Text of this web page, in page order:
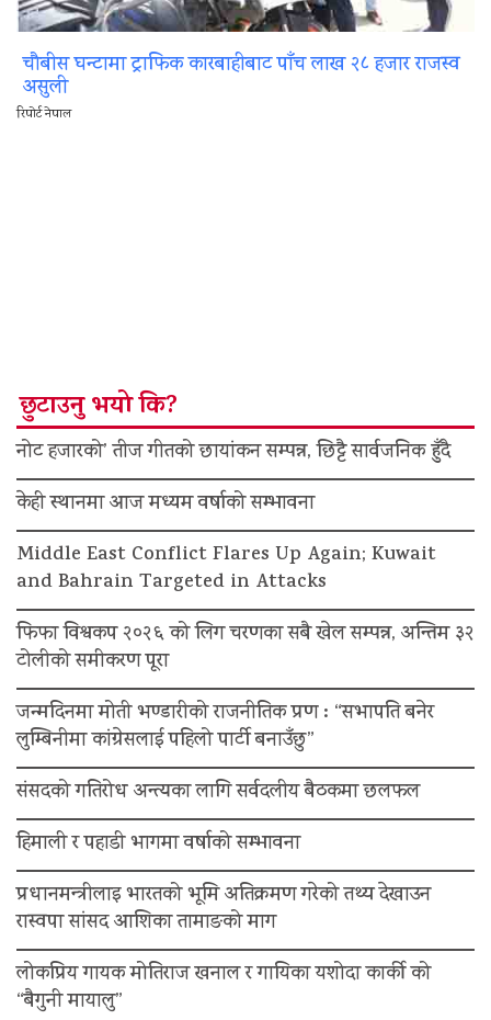
चौबीस घन्टामा ट्राफिक कारबाहीबाट पाँच लाख २८ हजार राजस्व
असुली
रिपोर्ट नेपाल
छुटाउनु भयो कि?
नोट हजारको’ तीज गीतको छायांकन सम्पन्न, छिट्टै सार्वजनिक हुँदै
केही स्थानमा आज मध्यम वर्षाको सम्भावना
Middle East Conflict Flares Up Again; Kuwait
and Bahrain Targeted in Attacks
फिफा विश्वकप २०२६ को लिग चरणका सबै खेल सम्पन्न, अन्तिम ३२
टोलीको समीकरण पूरा
जन्मदिनमा मोती भण्डारीको राजनीतिक प्रण : “सभापति बनेर
लुम्बिनीमा कांग्रेसलाई पहिलो पार्टी बनाउँछु”
संसदको गतिरोध अन्त्यका लागि सर्वदलीय बैठकमा छलफल
हिमाली र पहाडी भागमा वर्षाको सम्भावना
प्रधानमन्त्रीलाइ भारतको भूमि अतिक्रमण गरेको तथ्य देखाउन
रास्वपा सांसद आशिका तामाङको माग
लोकप्रिय गायक मोतिराज खनाल र गायिका यशोदा कार्की को
“बैगुनी मायालु”